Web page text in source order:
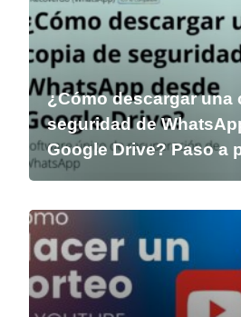
¿Cómo descargar una
seguridad de
Google Drive? Paso a